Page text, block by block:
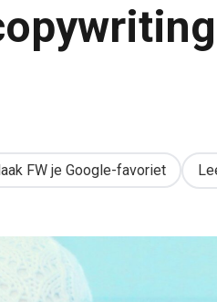
FW je Google-favoriet